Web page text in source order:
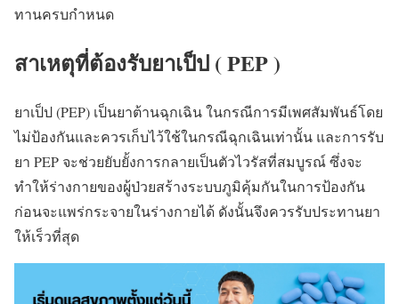
ทานครบกำหนด
สาเหตุที่ต้องรับยาเป็ป ( PEP )
ยาเป็ป (PEP) เป็นยาต้านฉุกเฉิน ในกรณีการมีเพศสัมพันธ์โดย
ไม่ป้องกันและควรเก็บไว้ใช้ในกรณีฉุกเฉินเท่านั้น และการรับ
ยา PEP จะช่วยยับยั้งการกลายเป็นตัวไวรัสที่สมบูรณ์ ซึ่งจะ
ทำให้ร่างกายของผู้ป่วยสร้างระบบภูมิคุ้มกันในการป้องกัน
ก่อนจะแพร่กระจายในร่างกายได้ ดังนั้นจึงควรรับประทานยา
ให้เร็วที่สุด